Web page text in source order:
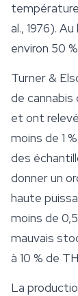
al., 1976).
environ 50
Turner &
de
et ont
moins de 1
des
donner un
haute
moins de
mauvais
à 10 % de
La